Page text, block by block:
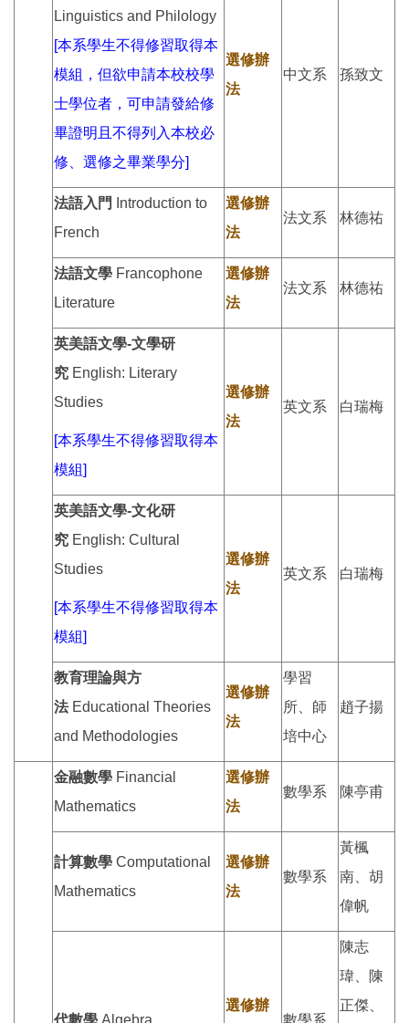
Linguistics and Philology
[本系學生不得修習取得本
模組，但欲申請本校校學
士學位者，可申請發給修
畢證明且不得列入本校必
修、選修之畢業學分]
選修辦
法
中文系 孫致文
法語入門
Introduction to
French
選修辦
法
法文系 林德祐
法語文學 Francophone
Literature
選修辦
法
法文系 林德祐
英美語文學-文學研
究 English: Literary
Studies
[本系學生不得修習取得本
模組]
選修辦
法
英文系 白瑞梅
英美語文學-文化研
究 English: Cultural
Studies
[本系學生不得修習取得本
模組]
選修辦
法
英文系 白瑞梅
教育理論與方
法Educational Theories
and Methodologies
選修辦
法
學習
所、師
培中心
趙子揚
金融數學 Financial
Mathematics
選修辦
法
數學系 陳亭甫
計算數學 Computational
Mathematics
選修辦
法
數學系
黃楓
南、胡
偉帆
代數學 Algebra
選修辦
數學系
陳志
瑋、陳
正傑、